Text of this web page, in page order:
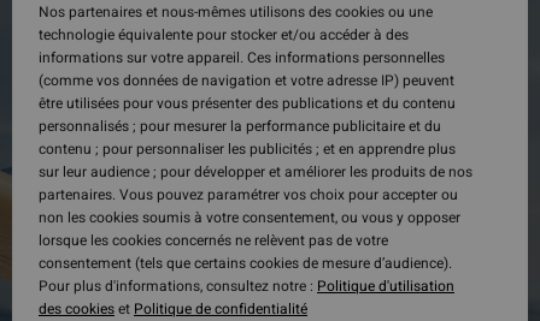
Nos partenaires et nous-mêmes utilisons des cookies ou une
technologie équivalente pour stocker et/ou accéder à des
informations sur votre appareil. Ces informations personnelles
(comme vos données de navigation et votre adresse IP) peuvent
être utilisées pour vous présenter des publications et du contenu
personnalisés ; pour mesurer la performance publicitaire et du
contenu ; pour personnaliser les publicités ; et en apprendre plus
sur leur audience ; pour développer et améliorer les produits de nos
partenaires. Vous pouvez paramétrer vos choix pour accepter ou
non les cookies soumis à votre consentement, ou vous y opposer
lorsque les cookies concernés ne relèvent pas de votre
consentement (tels que certains cookies de mesure d’audience).
Pour plus d'informations, consultez notre : Politique d'utilisation
des cookieset Politique de confidentialité